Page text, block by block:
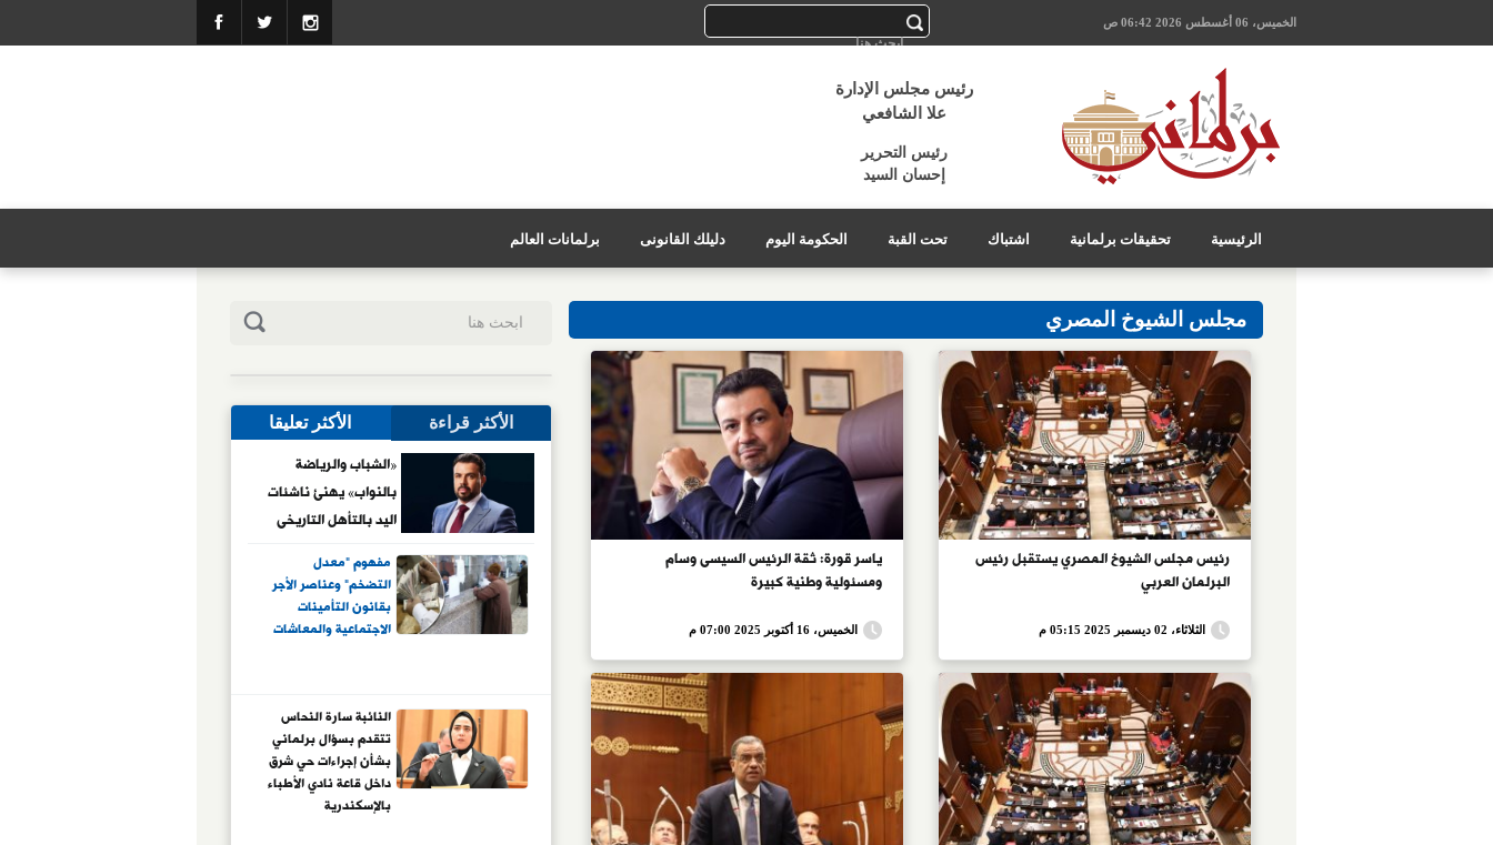
الخميس، 06 أغسطس 2026 06:42 ص
رئيس مجلس الإدارة
علا الشافعي
رئيس التحرير
إحسان السيد
الرئيسية تحقيقات برلمانية اشتباك تحت القبة الحكومة اليوم دليلك القانونى برلمانات العالم
مجلس الشيوخ المصري
رئيس مجلس الشيوخ المصري يستقبل رئيس
البرلمان العربي
الثلاثاء، 02 ديسمبر 2025 05:15 م
ياسر قورة: ثقة الرئيس السيسى وسام
ومسئولية وطنية كبيرة
الخميس، 16 أكتوبر 2025 07:00 م
الأكثر قراءة الأكثر تعليقا
«الشباب والرياضة
بالنواب» يهنئ ناشئات
اليد بالتأهل التاريخى
العالم
مفهوم "معدل
التضخم" وعناصر الأجر
بقانون التأمينات
الاجتماعية والمعاشات
النائبة سارة النحاس
تتقدم بسؤال برلماني
بشأن إجراءات حي شرق
داخل قاعة نادي الأطباء
بالإسكندرية